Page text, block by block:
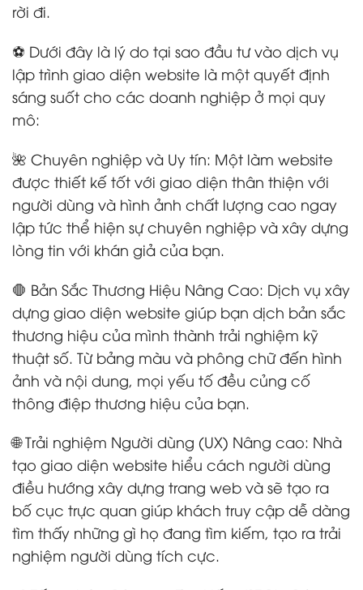
rời đi.
⚽ Dưới đây là lý do tại sao đầu tư vào dịch vụ
lập trình giao diện website là một quyết định
sáng suốt cho các doanh nghiệp ở mọi quy
mô:
🌺 Chuyên nghiệp và Uy tín: Một làm website
được thiết kế tốt với giao diện thân thiện với
người dùng và hình ảnh chất lượng cao ngay
lập tức thể hiện sự chuyên nghiệp và xây dựng
lòng tin với khán giả của bạn.
🛑 Bản Sắc Thương Hiệu Nâng Cao: Dịch vụ xây
dựng giao diện website giúp bạn dịch bản sắc
thương hiệu của mình thành trải nghiệm kỹ
thuật số. Từ bảng màu và phông chữ đến hình
ảnh và nội dung, mọi yếu tố đều củng cố
thông điệp thương hiệu của bạn.
🌐 Trải nghiệm Người dùng (UX) Nâng cao: Nhà
tạo giao diện website hiểu cách người dùng
điều hướng xây dựng trang web và sẽ tạo ra
bố cục trực quan giúp khách truy cập dễ dàng
tìm thấy những gì họ đang tìm kiếm, tạo ra trải
nghiệm người dùng tích cực.